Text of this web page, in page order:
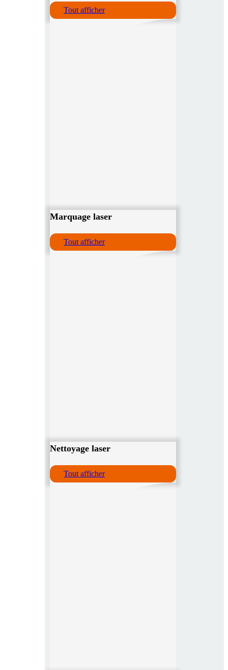
Tout afficher
Marquage laser
Tout afficher
Nettoyage laser
Tout afficher